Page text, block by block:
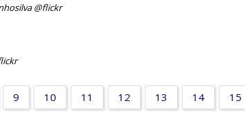
@flickr
9 10 11 12 13 14 15